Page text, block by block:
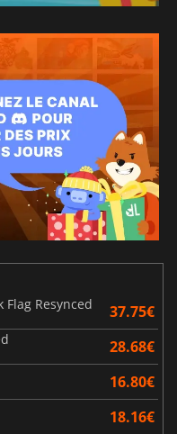
Flag Resynced
37.75€
28.68€
16.80€
18.16€